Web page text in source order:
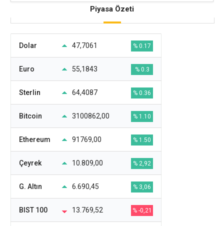
Piyasa Özeti
Dolar 47,7061 % 0.17
Euro 55,1843 % 0.3
Sterlin 64,4087 % 0.36
Bitcoin 3100862,00 % 1.10
Ethereum 91769,00 % 1.50
Çeyrek 10.809,00 % 2,92
G. Altın 6.690,45 % 3,06
BIST 100 13.769,52 % -0,21